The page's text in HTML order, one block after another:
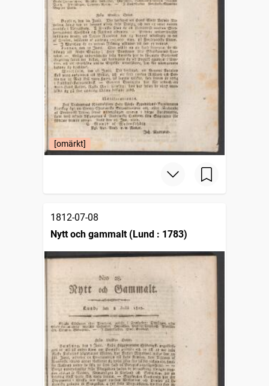
[omärkt]
1812-07-08
Nytt och gammalt (Lund : 1783)